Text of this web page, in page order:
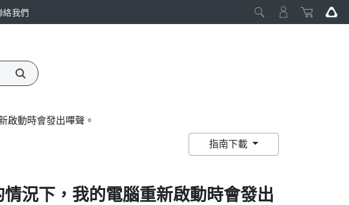
絡我們
啟動時會發出嗶聲。
指南下載
況下，我的電腦重新啟動時會發出